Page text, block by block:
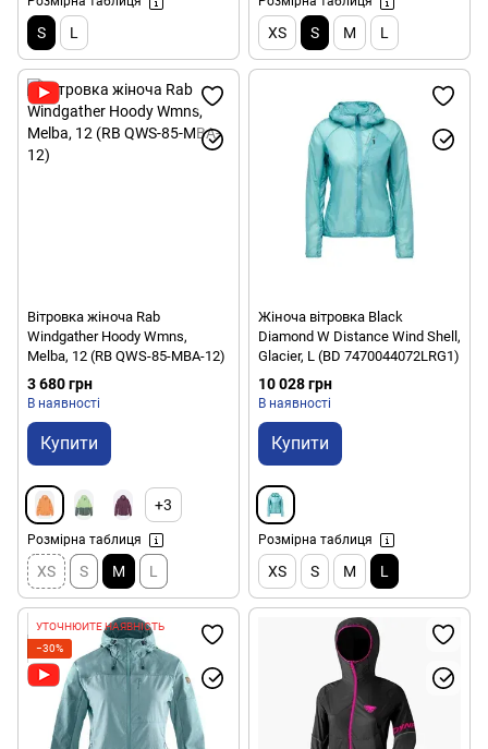
S L XS S M L
Вітровка жіноча Rab
Windgather Hoody Wmns,
Melba, 12 (RB QWS-85-MBA-12)
3 680 грн
В наявності
Купити
+3
Розмірна таблиця
XS S M L
Жіноча вітровка Black
Diamond W Distance Wind Shell,
Glacier, L (BD 7470044072LRG1)
10 028 грн
В наявності
Купити
Розмірна таблиця
XS S M L
УТОЧНЮЙТЕ НАЯВНІСТЬ
−30%